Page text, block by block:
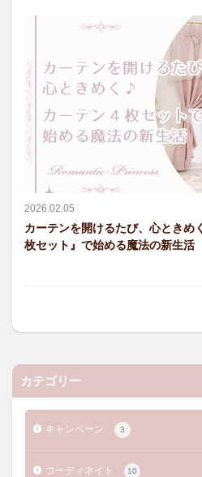
2026.02.05
カーテンを開けるたび、心ときめ
枚セット』で始める魔法の新生活
カテゴリー
キャンペーン 3
コーディネイト 10